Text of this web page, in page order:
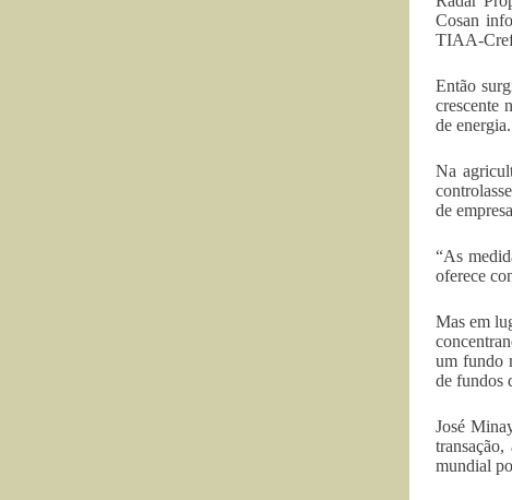
Cosan
TIAA-Cref
Então
crescente
de energia.
Na
de
“As
oferece
Mas em
um fundo
de fundos
José
mundial